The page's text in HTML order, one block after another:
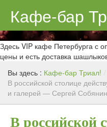
Кафе-бар
О нас
Меню
Контакты
Реклама
Здесь VIP кафе Петербурга с
цены и есть доставка
Вы здесь : Кафе-бар Триал! /
В российской столице
и галерей — Сергей Собянин
В российской